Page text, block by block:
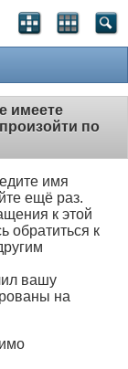
рекламы
имеете
по
имя
ещё раз.
к этой
обратиться к
вашу
на